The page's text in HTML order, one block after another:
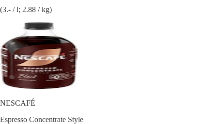
(3.- / l; 2.88 / kg)
NESCAFÉ
Espresso Concentrate Style